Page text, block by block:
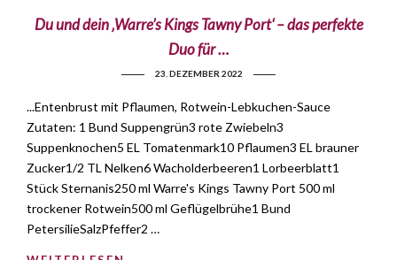
Du und dein ‚Warre’s Kings Tawny Port‘ – das perfekte
Duo für …
23. DEZEMBER 2022
...Entenbrust mit Pflaumen, Rotwein-Lebkuchen-Sauce
Zutaten: 1 Bund Suppengrün3 rote Zwiebeln3
Suppenknochen5 EL Tomatenmark10 Pflaumen3 EL brauner
Zucker1/2 TL Nelken6 Wacholderbeeren1 Lorbeerblatt1
Stück Sternanis250 ml Warre's Kings Tawny Port 500 ml
trockener Rotwein500 ml Geflügelbrühe1 Bund
PetersilieSalzPfeffer2 …